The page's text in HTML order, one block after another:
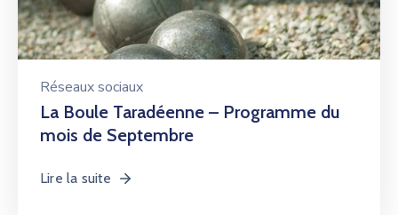
Réseaux sociaux
La Boule Taradéenne – Programme du
mois de Septembre
Lire la suite